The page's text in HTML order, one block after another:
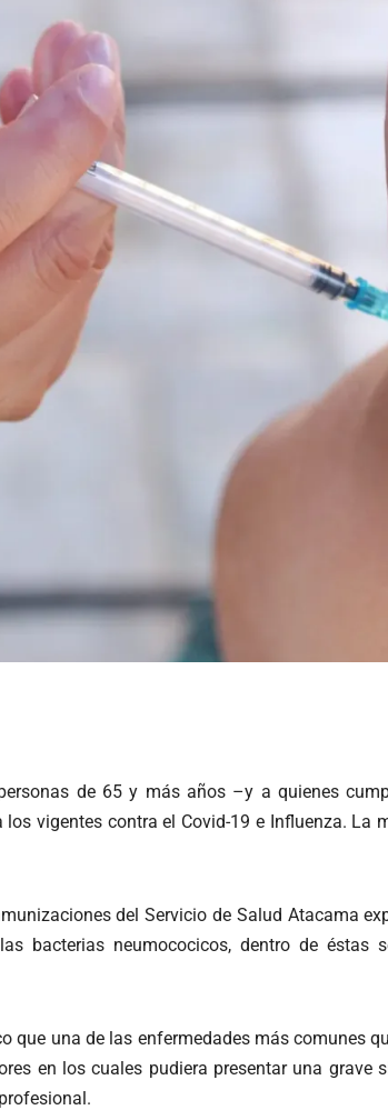
de 65 y más años –y a quienes
vigentes contra el Covid-19 e Influenza. La
del Servicio de Salud Atacama
bacterias neumococicos, dentro de éstas
que una de las enfermedades más comunes
en los cuales pudiera presentar una grave